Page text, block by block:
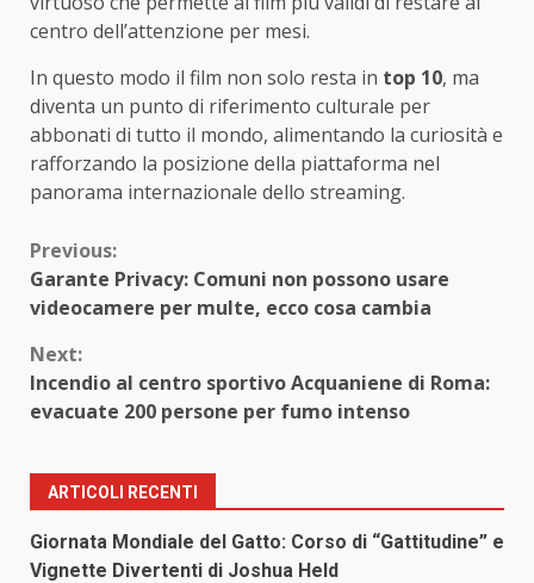
centro dell’attenzione per mesi.
In questo modo il film non solo resta in top 10, ma
diventa un punto di riferimento culturale per
abbonati di tutto il mondo, alimentando la curiosità e
rafforzando la posizione della piattaforma nel
panorama internazionale dello streaming.
Continue
Reading
Previous:
Garante Privacy: Comuni non possono usare
videocamere per multe, ecco cosa cambia
Next:
Incendio al centro sportivo Acquaniene di Roma:
evacuate 200 persone per fumo intenso
ARTICOLI RECENTI
Giornata Mondiale del Gatto: Corso di “Gattitudine” e
Vignette Divertenti di Joshua Held